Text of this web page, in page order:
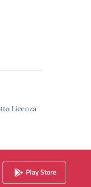
Licenza
Play Store